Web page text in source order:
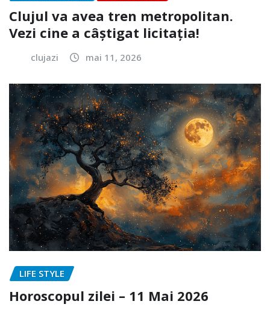
Clujul va avea tren metropolitan.
Vezi cine a câștigat licitația!
clujazi mai 11, 2026
LIFE STYLE
Horoscopul zilei – 11 Mai 2026